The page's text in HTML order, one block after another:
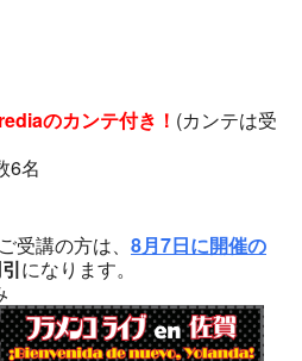
のカンテ付き！ (カンテは受
6名
受講の方は、 8月7日に開催の
になります。